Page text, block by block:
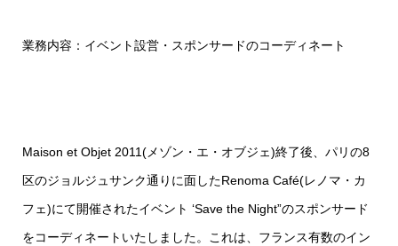
業務内容：イベント設営・スポンサードのコーディネート
Maison et Objet 2011(メゾン・エ・オブジェ)終了後、パリの8
区のジョルジュサンク通りに面したRenoma Café(レノマ・カ
フェ)にて開催されたイベント ‘Save the Night”のスポンサード
をコーディネートいたしました。これは、フランス有数のイン